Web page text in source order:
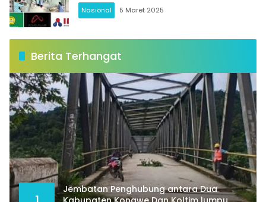
Nasional 5 Maret 2025
Berita Terhangat
Jembatan Penghubung antara Dua